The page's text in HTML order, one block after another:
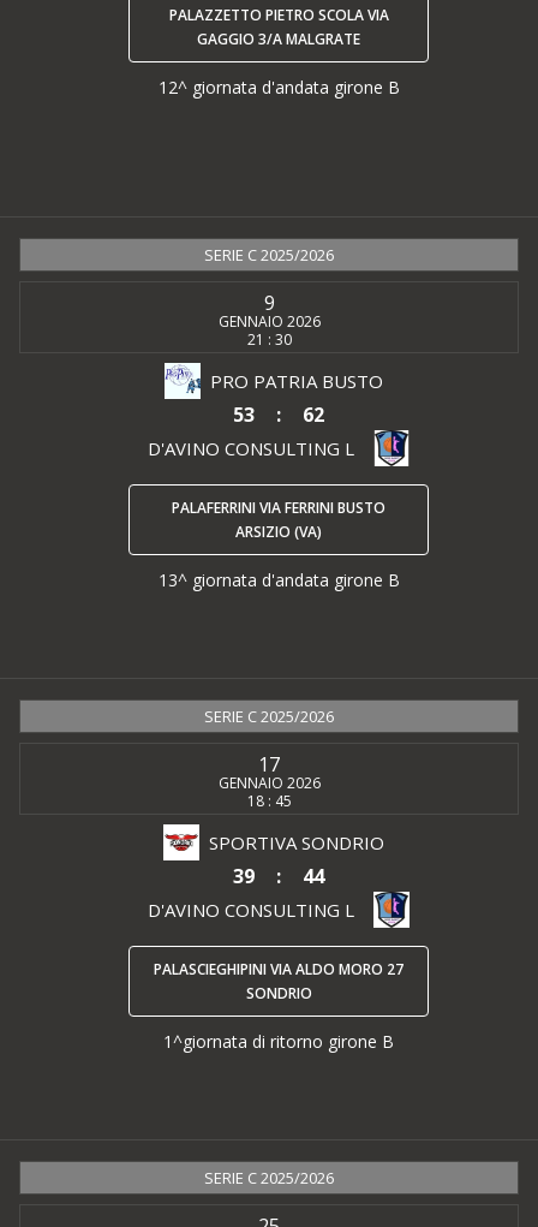
PALAZZETTO PIETRO SCOLA VIA
GAGGIO 3/A MALGRATE
12^ giornata d'andata girone B
SERIE C 2025/2026
9
GENNAIO 2026
21 : 30
PRO PATRIA BUSTO
53 : 62
D'AVINO CONSULTING L
PALAFERRINI VIA FERRINI BUSTO
ARSIZIO (VA)
13^ giornata d'andata girone B
SERIE C 2025/2026
17
GENNAIO 2026
18 : 45
SPORTIVA SONDRIO
39 : 44
D'AVINO CONSULTING L
PALASCIEGHIPINI VIA ALDO MORO 27
SONDRIO
1^giornata di ritorno girone B
SERIE C 2025/2026